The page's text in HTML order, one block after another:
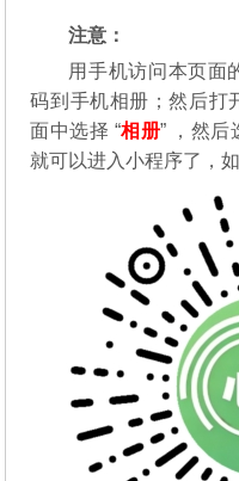
注意：
用手机访问本页面
码到手机相册；然后打
面中选择 “相册” ，然后
就可以进入小程序了，